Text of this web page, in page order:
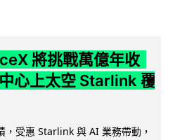
將挑戰萬億年收
心上太空 Starlink 覆
，受惠 Starlink 與 AI 業務帶動，